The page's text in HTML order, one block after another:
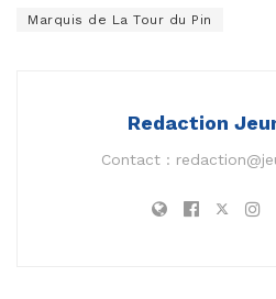
Marquis de La Tour du Pin
Redaction
Contact :